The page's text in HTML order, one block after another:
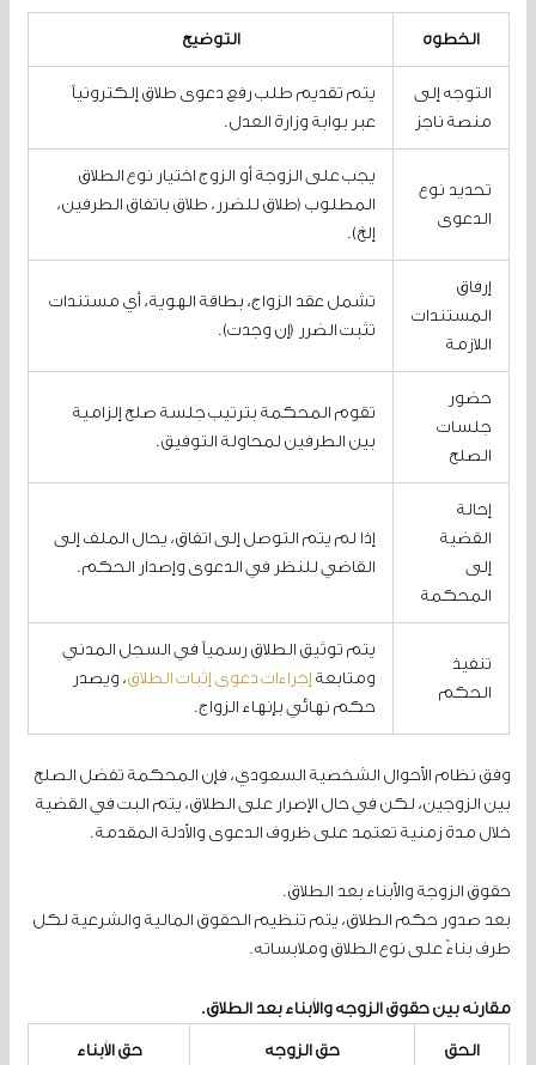
الخطوة التوضيح
التوجه إلى
منصة ناجز
يتم تقديم طلب رفع دعوى طلاق إلكترونياً
عبر بوابة وزارة العدل.
تحديد نوع
الدعوى
يجب على الزوجة أو الزوج اختيار نوع الطلاق
المطلوب (طلاق للضرر، طلاق باتفاق الطرفين،
إلخ).
إرفاق
المستندات
اللازمة
تشمل عقد الزواج، بطاقة الهوية، أي مستندات
تثبت الضرر (إن وجدت).
حضور
جلسات
الصلح
تقوم المحكمة بترتيب جلسة صلح إلزامية
بين الطرفين لمحاولة التوفيق.
إحالة
القضية
إلى
المحكمة
إذا لم يتم التوصل إلى اتفاق، يحال الملف إلى
القاضي للنظر في الدعوى وإصدار الحكم.
تنفيذ
الحكم
يتم توثيق الطلاق رسمياً في السجل المدني
ومتابعةإجراءات دعوى إثبات الطلاق، ويصدر
حكم نهائي بإنهاء الزواج.
وفق نظام الأحوال الشخصية السعودي، فإن المحكمة تفضل الصلح
بين الزوجين، لكن في حال الإصرار على الطلاق، يتم البت في القضية
خلال مدة زمنية تعتمد على ظروف الدعوى والأدلة المقدمة.
حقوق الزوجة والأبناء بعد الطلاق.
بعد صدور حكم الطلاق، يتم تنظيم الحقوق المالية والشرعية لكل
طرف بناءً على نوع الطلاق وملابساته.
مقارنة بين حقوق الزوجة والأبناء بعد الطلاق.
الحق حق الزوجة حق الأبناء